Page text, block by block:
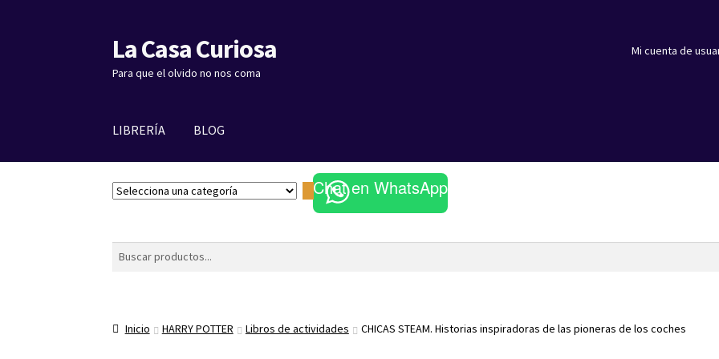
Ir
a
la
Ir
al
contenido
La Casa Curiosa
Para que el olvido no nos coma
Mi cuenta de
LIBRERÍA BLOG
S
e
n
Chat en WhatsApp
Buscar
Inicio HARRY POTTER Libros de actividades CHICAS STEAM. Historias inspiradoras de las pioneras de los coches